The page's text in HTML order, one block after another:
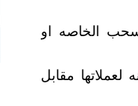
الخاصه او
لعملاتها مقابل